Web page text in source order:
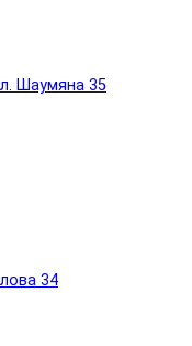
Шаумяна 35
34